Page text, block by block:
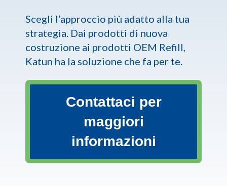
Scegli l’approccio più adatto alla tua
strategia. Dai prodotti di nuova
costruzione ai prodotti OEM Refill,
Katun ha la soluzione che fa per te.
Contattaci per
maggiori
informazioni